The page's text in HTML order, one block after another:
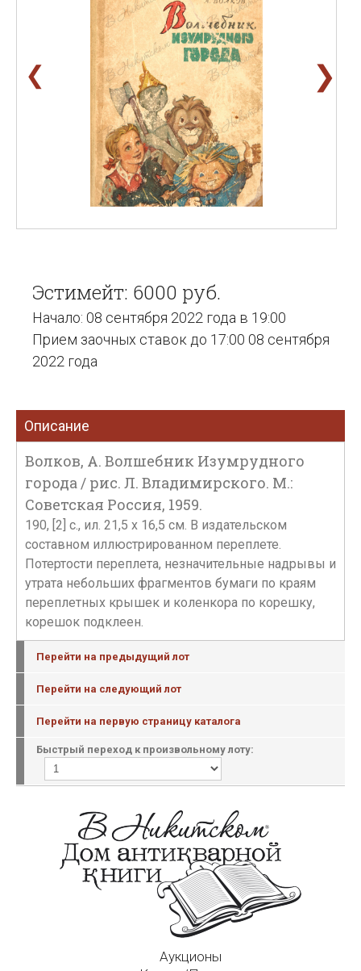
❮ ❯
Эстимейт: 6000 руб.
Начало: 08 сентября 2022 года в 19:00
Прием заочных ставок до 17:00 08 сентября
2022 года
Описание
Волков, А. Волшебник Изумрудного
города / рис. Л. Владимирского. М.:
Советская Россия, 1959.
190, [2] c., ил. 21,5 х 16,5 см. В издательском
составном иллюстрированном переплете.
Потертости переплета, незначительные надрывы и
утрата небольших фрагментов бумаги по краям
переплетных крышек и коленкора по корешку,
корешок подклеен.
Перейти на предыдущий лот
Перейти на следующий лот
Перейти на первую страницу каталога
Быстрый переход к произвольному лоту:
Аукционы